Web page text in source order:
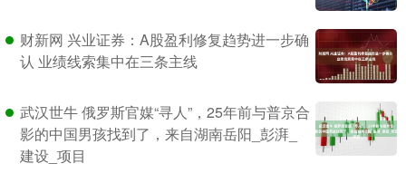
财新网 兴业证券：A股盈利修复趋势进一步确
认 业绩线索集中在三条主线
武汉世牛 俄罗斯官媒“寻人”，25年前与普京合
影的中国男孩找到了，来自湖南岳阳_彭湃_
建设_项目